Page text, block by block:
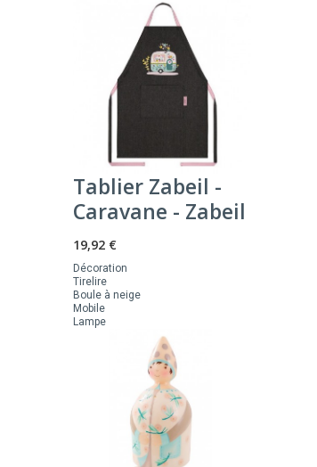
Tablier Zabeil -
Caravane - Zabeil
19,92 €
Décoration
Tirelire
Boule à neige
Mobile
Lampe